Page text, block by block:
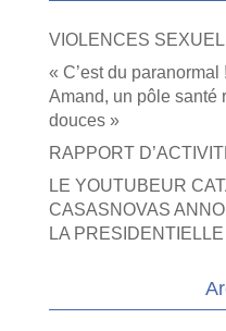
VIOLENCES
« C’est du
Amand, un pôle santé
douces »
RAPPORT
LE YOUTUBEUR
CASASNOVAS
LA PRESIDENTIELLE